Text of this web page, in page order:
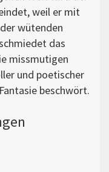
weil er mit
wütenden
das
missmutigen
und poetischer
beschwört.